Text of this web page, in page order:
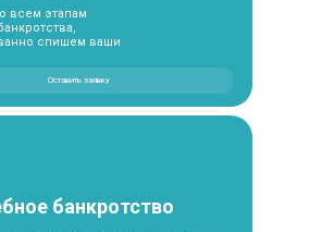
всем этапам
спишем ваши
Оставить заявку
банкротство